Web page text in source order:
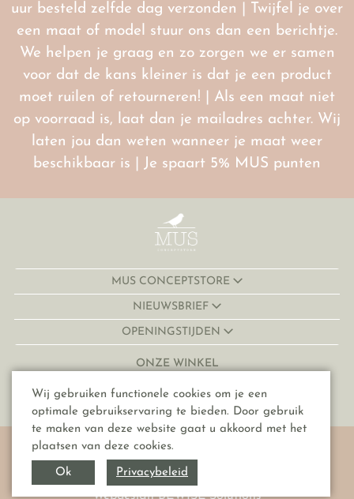
Wij gebruiken functionele cookies om je een
optimale gebruikservaring te bieden. Door gebruik
te maken van deze website gaat u akkoord met het
plaatsen van deze cookies.
Ok Privacybeleid
uur besteld zelfde dag verzonden | Twijfel je over
een maat of model stuur ons dan een berichtje.
We helpen je graag en zo zorgen we er samen
voor dat de kans kleiner is dat je een product
moet ruilen of retourneren! | Als een maat niet
op voorraad is, laat dan je mailadres achter. Wij
laten jou dan weten wanneer je maat weer
beschikbaar is | Je spaart 5% MUS punten
MUS CONCEPTSTORE
NIEUWSBRIEF
OPENINGSTIJDEN
ONZE WINKEL
3511 KJ, Utrecht
© Copyright 2026 MUS conceptstore
Algemene voorwaarden
Privacyverklaring
Webdesign BEWISE Solutions